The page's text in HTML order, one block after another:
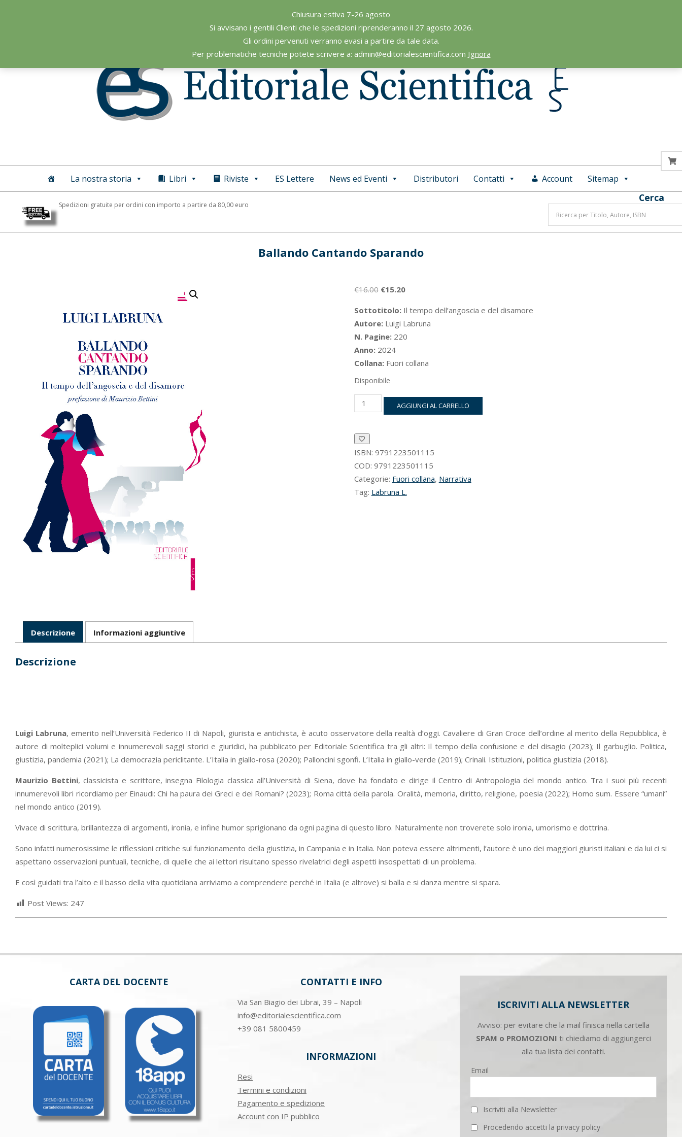
Chiusura estiva 7-26 agosto
Si avvisano i gentili Clienti che le spedizioni riprenderanno il 27 agosto 2026.
Gli ordini pervenuti verranno evasi a partire da tale data.
Per problematiche tecniche potete scrivere a: admin@editorialescientifica.com Ignora
Editoriale
Scientifica
Primary
La nostra storia Libri Riviste ES Lettere News ed Eventi Distributori Contatti Account Sitemap
Spedizioni gratuite per ordini con importo a partire da 80,00 euro
Cerca
Ballando Cantando Sparando
€16.00 Il
originale
era:
€16.00.
€15.20Il
attuale
è:
€15.20.
Sottotitolo: Il tempo dell’angoscia e del disamore
Autore: Luigi Labruna
N. Pagine:220
Anno: 2024
Collana: Fuori collana
Disponibile
Ballando
Cantando
AGGIUNGI AL CARRELLO
ISBN: 9791223501115
COD: 9791223501115
Categorie: Fuori collana, Narrativa
Tag: Labruna L.
Descrizione Informazioni aggiuntive
Descrizione
Luigi Labruna, emerito nell’Università Federico II di Napoli, giurista e antichista, è acuto osservatore della realtà d’oggi. Cavaliere di Gran Croce dell’ordine al merito della Repubblica, è
autore di molteplici volumi e innumerevoli saggi storici e giuridici, ha pubblicato per Editoriale Scientifica tra gli altri: Il tempo della confusione e del disagio (2023); Il garbuglio. Politica,
giustizia, pandemia (2021); La democrazia periclitante. L’Italia in giallo-rosa (2020); Palloncini sgonfi. L’Italia in giallo-verde (2019); Crinali. Istituzioni, politica giustizia (2018).
Maurizio Bettini, classicista e scrittore, insegna Filologia classica all’Università di Siena, dove ha fondato e dirige il Centro di Antropologia del mondo antico. Tra i suoi più recenti
innumerevoli libri ricordiamo per Einaudi: Chi ha paura dei Greci e dei Romani? (2023); Roma città della parola. Oralità, memoria, diritto, religione, poesia (2022); Homo sum. Essere “umani”
nel mondo antico (2019).
Vivace di scrittura, brillantezza di argomenti, ironia, e infine humor sprigionano da ogni pagina di questo libro. Naturalmente non troverete solo ironia, umorismo e dottrina.
Sono infatti numerosissime le riflessioni critiche sul funzionamento della giustizia, in Campania e in Italia. Non poteva essere altrimenti, l’autore è uno dei maggiori giuristi italiani e da lui ci si
aspettano osservazioni puntuali, tecniche, di quelle che ai lettori risultano spesso rivelatrici degli aspetti insospettati di un problema.
E così guidati tra l’alto e il basso della vita quotidiana arriviamo a comprendere perché in Italia (e altrove) si balla e si danza mentre si spara.
Post Views: 247
CARTA DEL DOCENTE CONTATTI E INFO
Via San Biagio dei Librai, 39 – Napoli
info@editorialescientifica.com
+39 081 5800459
INFORMAZIONI
Resi
Termini e condizioni
Pagamento e spedizione
Account con IP pubblico
ISCRIVITI ALLA NEWSLETTER
Avviso: per evitare che la mail finisca nella cartella
SPAM o PROMOZIONI ti chiediamo di aggiungerci
alla tua lista dei contatti.
Email
Iscriviti alla Newsletter
Procedendo accetti la privacy policy